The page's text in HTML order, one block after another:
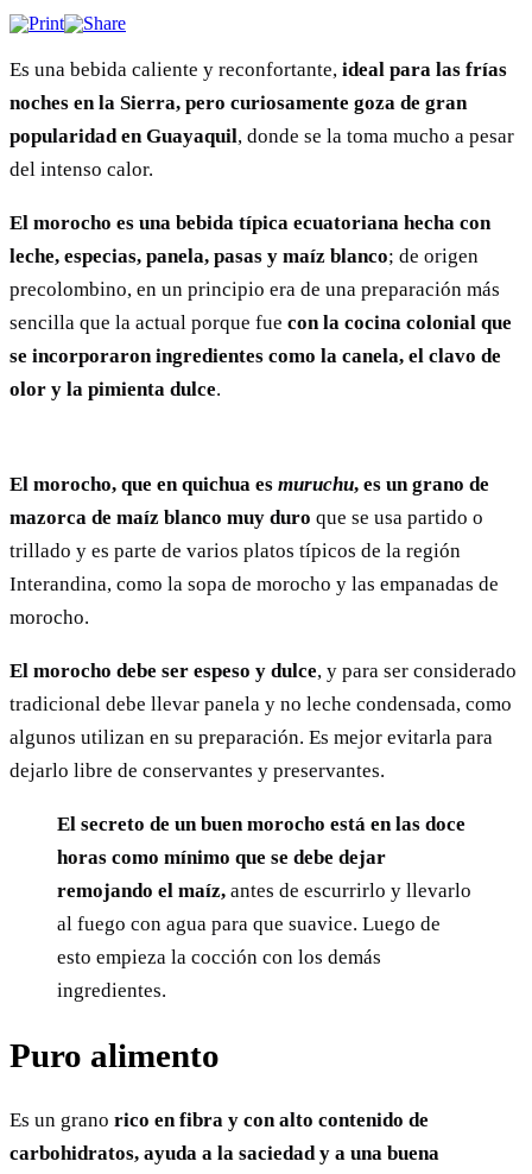
Es una bebida caliente y reconfortante, ideal para las frías
noches en la Sierra, pero curiosamente goza de gran
popularidad en Guayaquil, donde se la toma mucho a pesar
del intenso calor.
El morocho es una bebida típica ecuatoriana hecha con
leche, especias, panela, pasas y maíz blanco; de origen
precolombino, en un principio era de una preparación más
sencilla que la actual porque fue con la cocina colonial que
se incorporaron ingredientes como la canela, el clavo de
olor y la pimienta dulce.
El morocho, que en quichua es muruchu, es un grano de
mazorca de maíz blanco muy duro que se usa partido o
trillado y es parte de varios platos típicos de la región
Interandina, como la sopa de morocho y las empanadas de
morocho.
El morocho debe ser espeso y dulce, y para ser considerado
tradicional debe llevar panela y no leche condensada, como
algunos utilizan en su preparación. Es mejor evitarla para
dejarlo libre de conservantes y preservantes.
El secreto de un buen morocho está en las doce
horas como mínimo que se debe dejar
remojando el maíz, antes de escurrirlo y llevarlo
al fuego con agua para que suavice. Luego de
esto empieza la cocción con los demás
ingredientes.
Puro alimento
Es un grano rico en fibra y con alto contenido de
carbohidratos, ayuda a la saciedad y a una buena